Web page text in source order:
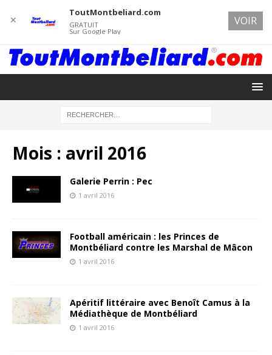
Mois : avril 2016
Galerie Perrin : Pec
1 avril 2016
Football américain : les Princes de
Montbéliard contre les Marshal de Mâcon
1 avril 2016
Apéritif littéraire avec Benoît Camus à la
Médiathèque de Montbéliard
1 avril 2016
✕
ToutMontbeliard.com
GRATUIT
Sur Google Play
VOIR